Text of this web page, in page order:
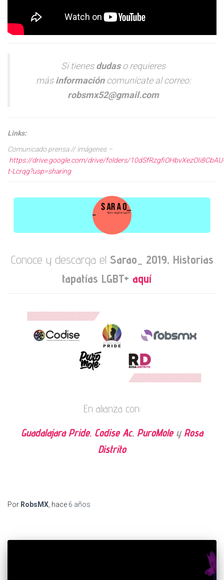
Si tienesdudaso requieres
másinformación comunícate al correo:
robsmx52@gmail.com
Links:
Comunicado prensa // imágenes –
https://drive.google.com/drive/folders/10dSfRzgfiOHbvXezOIi8CbAU-
t-Lcrqg?usp=sharing
Conoce y descarga el Sarao_ 2019, Historias
tapatías LGBT+ aquí
En alianza con:
Guadalajara Pride, Codise Ac, PuroMoley Rosa
Distrito
Por RobsMX , hace 6 años